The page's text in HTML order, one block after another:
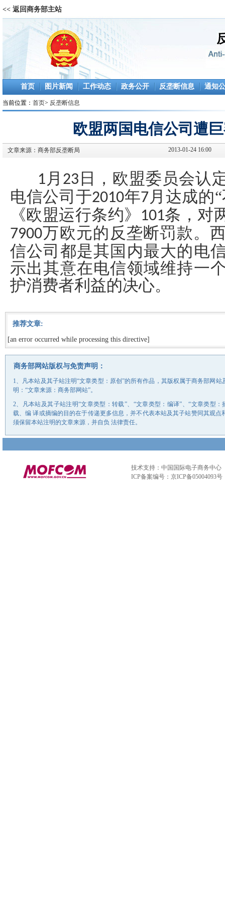
<< 返回商务部主站
首页 图片新闻 工作动态 政务公开 反垄断信息 通知
当前位置： 首页> 反垄断信息
欧盟两国电信公司遭
文章来源： 商务部反垄断局 2013-01-24 16:00
1 月 23 日，欧盟委员会认
电信公司于2010年7月达成的
《欧盟运行条约》
101条，对
7900万欧元的反垄断罚款。
信公司都是其国内最大的电
示出其意在电信领域维持一
护消费者利益的决心。
推荐文章:
[an error occurred while processing this directive]
商务部网站版权与免责声明：
1、凡本站及其子站注明“文章类型：原创”的所有作品，其版权属于商务部网
明：“文章来源：商务部网站”。
2、凡本站及其子站注明“文章类型：转载”、“文章类型：编译”、“文章类型
载、编 译或摘编的目的在于传递更多信息，并不代表本站及其子站赞同其观
须保留本站注明的文章来源，并自负 法律责任。
技术支持：中国国际电子商务中心
ICP备案编号：京ICP备05004093号